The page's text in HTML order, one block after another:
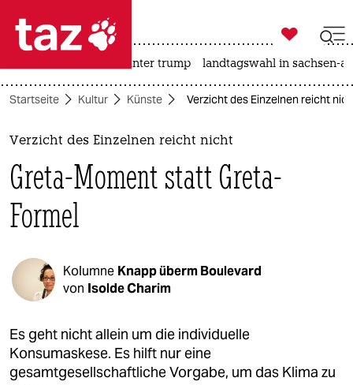
 taz zahl ich
taz zahl ich
themen
politik
öko
kultur
berlin

taz zahl ich
usa unter trump landtagswahl in sachsen-
Startseite Kultur Künste Verzicht des Einzelnen reicht
Verzicht des Einzelnen reicht nicht
Greta-Moment statt Greta-
Formel
Kolumne Knapp überm Boulevard
von Isolde Charim
Es geht nicht allein um die individuelle
Konsumaskese. Es hilft nur eine
gesamtgesellschaftliche Vorgabe, um das Klima zu